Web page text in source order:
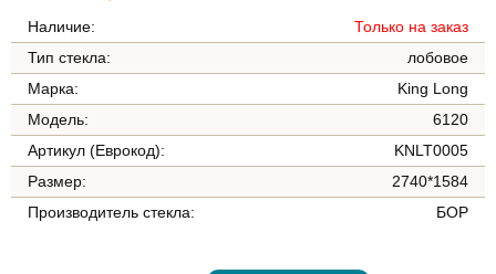
Наличие:
Только на заказ
Тип стекла:
лобовое
Марка:
King Long
Модель:
6120
Артикул (Еврокод):
KNLT0005
Размер:
2740*1584
Производитель стекла:
БОР